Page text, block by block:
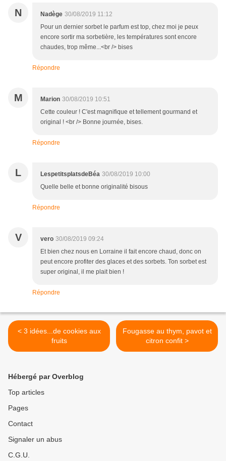
N Nadège 30/08/2019 11:12
Pour un dernier sorbet le parfum est top, chez moi je peux
encore sortir ma sorbetière, les températures sont encore
chaudes, trop même...<br /> bises
Répondre
M Marion 30/08/2019 10:51
Cette couleur ! C'est magnifique et tellement gourmand et
original ! <br /> Bonne journée, bises.
Répondre
L LespetitsplatsdeBéa 30/08/2019 10:00
Quelle belle et bonne originalité bisous
Répondre
V vero 30/08/2019 09:24
Et bien chez nous en Lorraine il fait encore chaud, donc on
peut encore profiter des glaces et des sorbets. Ton sorbet est
super original, il me plait bien !
Répondre
< 3 idées...de cookies aux
fruits
Fougasse au thym, pavot et
citron confit >
Hébergé par Overblog
Top articles
Pages
Contact
Signaler un abus
C.G.U.